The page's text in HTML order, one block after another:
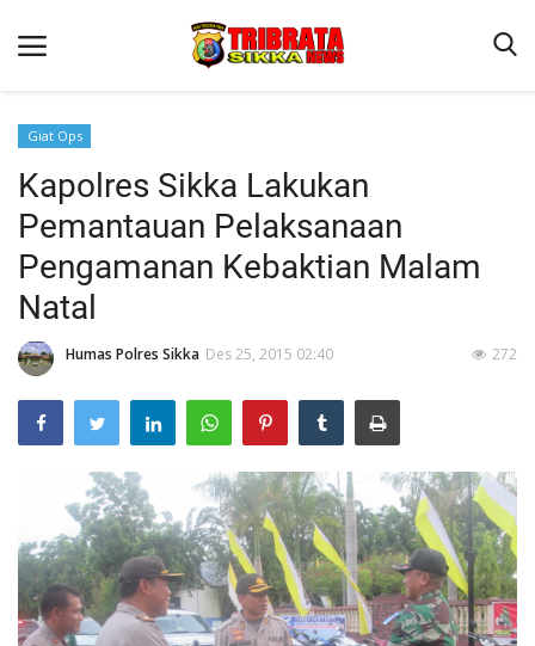
Beranda
Terms & Conditions
Reskrim
Binkam
Lantas
Polisi Kita
Giat Ops
Giat Ops
Kapolres Sikka Lakukan
Pemantauan Pelaksanaan
Pengamanan Kebaktian Malam
Natal
Humas Polres Sikka Des 25, 2015 02:40 272